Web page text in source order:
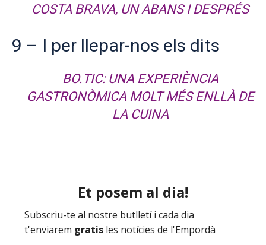
COSTA BRAVA, UN ABANS I DESPRÉS
9 – I per llepar-nos els dits
BO.TIC: UNA EXPERIÈNCIA
GASTRONÒMICA MOLT MÉS ENLLÀ DE
LA CUINA